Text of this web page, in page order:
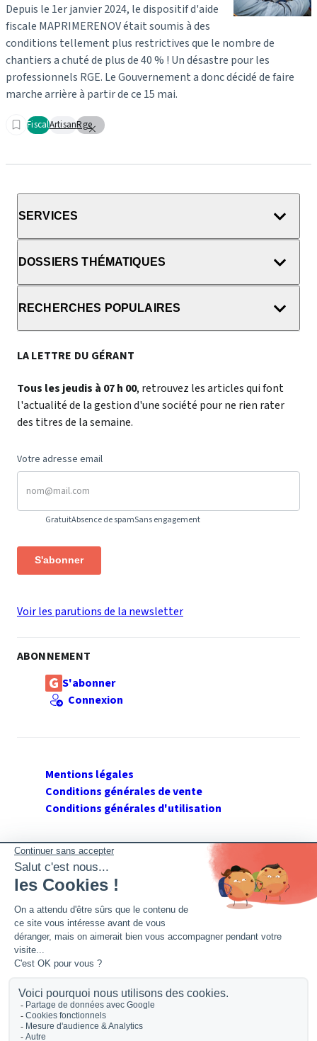
Depuis le 1er janvier 2024, le dispositif d'aide
fiscale MAPRIMERENOV était soumis à des
conditions tellement plus restrictives que le nombre de
chantiers a chuté de plus de 40 % ! Un désastre pour les
professionnels RGE. Le Gouvernement a donc décidé de faire
marche arrière à partir de ce 15 mai.
FiscalArtisanRge
SERVICES
DOSSIERS THÉMATIQUES
RECHERCHES POPULAIRES
LA LETTRE DU GÉRANT
Tous les jeudis à 07 h 00, retrouvez les articles qui font
l'actualité de la gestion d'une société pour ne rien rater
des titres de la semaine.
Votre adresse email
GratuitAbsence de spamSans engagement
S'abonner
Voir les parutions de la newsletter
ABONNEMENT
S'abonner
Connexion
Mentions légales
Conditions générales de vente
Conditions générales d'utilisation
SUIVEZ GERANT DE SARL
Twitter
Facebook